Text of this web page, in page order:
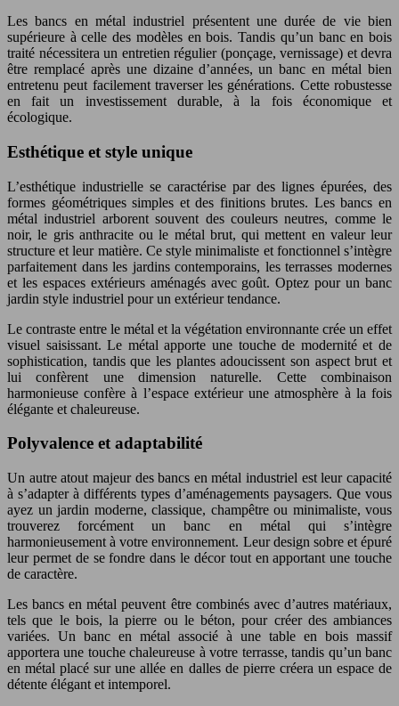
Les bancs en métal industriel présentent une durée de vie bien
supérieure à celle des modèles en bois. Tandis qu’un banc en bois
traité nécessitera un entretien régulier (ponçage, vernissage) et devra
être remplacé après une dizaine d’années, un banc en métal bien
entretenu peut facilement traverser les générations. Cette robustesse
en fait un investissement durable, à la fois économique et
écologique.
Esthétique et style unique
L’esthétique industrielle se caractérise par des lignes épurées, des
formes géométriques simples et des finitions brutes. Les bancs en
métal industriel arborent souvent des couleurs neutres, comme le
noir, le gris anthracite ou le métal brut, qui mettent en valeur leur
structure et leur matière. Ce style minimaliste et fonctionnel s’intègre
parfaitement dans les jardins contemporains, les terrasses modernes
et les espaces extérieurs aménagés avec goût. Optez pour un banc
jardin style industriel pour un extérieur tendance.
Le contraste entre le métal et la végétation environnante crée un effet
visuel saisissant. Le métal apporte une touche de modernité et de
sophistication, tandis que les plantes adoucissent son aspect brut et
lui confèrent une dimension naturelle. Cette combinaison
harmonieuse confère à l’espace extérieur une atmosphère à la fois
élégante et chaleureuse.
Polyvalence et adaptabilité
Un autre atout majeur des bancs en métal industriel est leur capacité
à s’adapter à différents types d’aménagements paysagers. Que vous
ayez un jardin moderne, classique, champêtre ou minimaliste, vous
trouverez forcément un banc en métal qui s’intègre
harmonieusement à votre environnement. Leur design sobre et épuré
leur permet de se fondre dans le décor tout en apportant une touche
de caractère.
Les bancs en métal peuvent être combinés avec d’autres matériaux,
tels que le bois, la pierre ou le béton, pour créer des ambiances
variées. Un banc en métal associé à une table en bois massif
apportera une touche chaleureuse à votre terrasse, tandis qu’un banc
en métal placé sur une allée en dalles de pierre créera un espace de
détente élégant et intemporel.